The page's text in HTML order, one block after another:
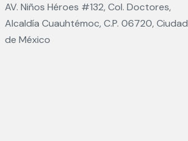
AV. Niños Héroes #132, Col. Doctores,
Alcaldía Cuauhtémoc, C.P. 06720, Ciudad
de México